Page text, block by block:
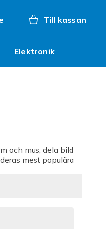
Till kassan
Elektronik
och mus, dela bild
mest populära